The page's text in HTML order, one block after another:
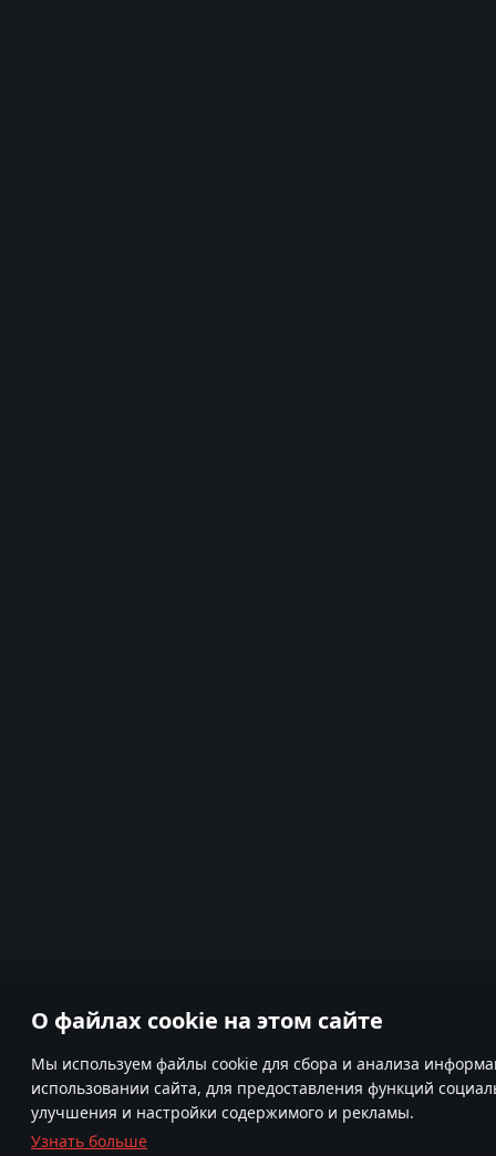
О файлах cookie на этом сайте
Мы используем файлы cookie для сбора и анализа
использовании сайта, для предоставления функций
улучшения и настройки содержимого и рекламы.
Узнать больше